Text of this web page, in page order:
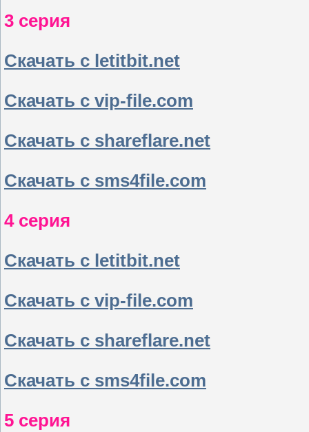
3 серия
Скачать с letitbit.net
Скачать с vip-file.com
Скачать с shareflare.net
Скачать с sms4file.com
4 серия
Скачать с letitbit.net
Скачать с vip-file.com
Скачать с shareflare.net
Скачать с sms4file.com
5 серия